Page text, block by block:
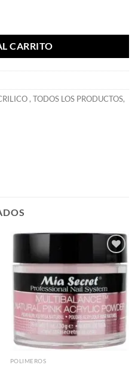
CARRITO
, TODOS LOS PRODUCTOS,
Añadir
deseos
POLIMEROS